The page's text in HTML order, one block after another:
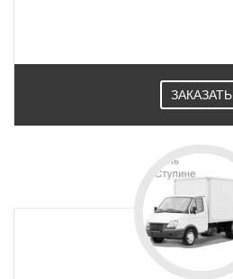
ЗАКАЗАТЬ